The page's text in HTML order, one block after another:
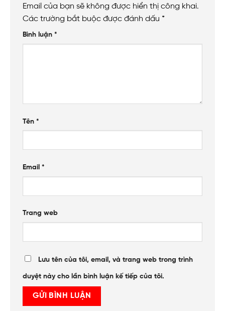
Email của bạn sẽ không được hiển thị công khai.
Các trường bắt buộc được đánh dấu *
Bình luận *
Tên *
Email *
Trang web
Lưu tên của tôi, email, và trang web trong trình
duyệt này cho lần bình luận kế tiếp của tôi.